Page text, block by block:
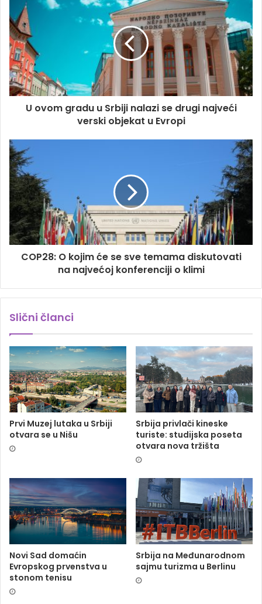
i
t
e
U ovom gradu u Srbiji nalazi se drugi najveći
verski objekat u Evropi
COP28: O kojim će se sve temama diskutovati
na najvećoj konferenciji o klimi
Slični članci
Prvi Muzej lutaka u Srbiji
otvara se u Nišu
Srbija privlači kineske
turiste: studijska poseta
otvara nova tržišta
Novi Sad domaćin
Evropskog prvenstva u
stonom tenisu
Srbija na Međunarodnom
sajmu turizma u Berlinu